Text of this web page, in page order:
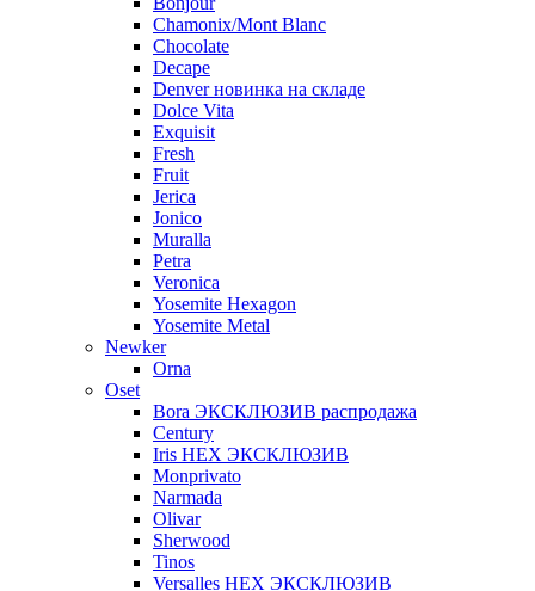
Chamonix/Mont Blanc
Chocolate
Decape
Denver новинка на складе
Dolce Vita
Exquisit
Fresh
Fruit
Jerica
Jonico
Muralla
Petra
Veroniсa
Yosemite Hexagon
Yosemite Metal
Newker
Orna
Oset
Bora ЭКСКЛЮЗИВ распродажа
Century
Iris HEX ЭКСКЛЮЗИВ
Monprivato
Narmada
Olivar
Sherwood
Tinos
Versalles HEX ЭКСКЛЮЗИВ